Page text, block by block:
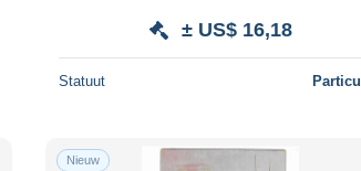
± US$ 16,18
Statuut
Nieuw